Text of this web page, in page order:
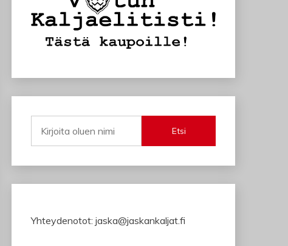
Etsi
Yhteydenotot: jaska@jaskankaljat.fi